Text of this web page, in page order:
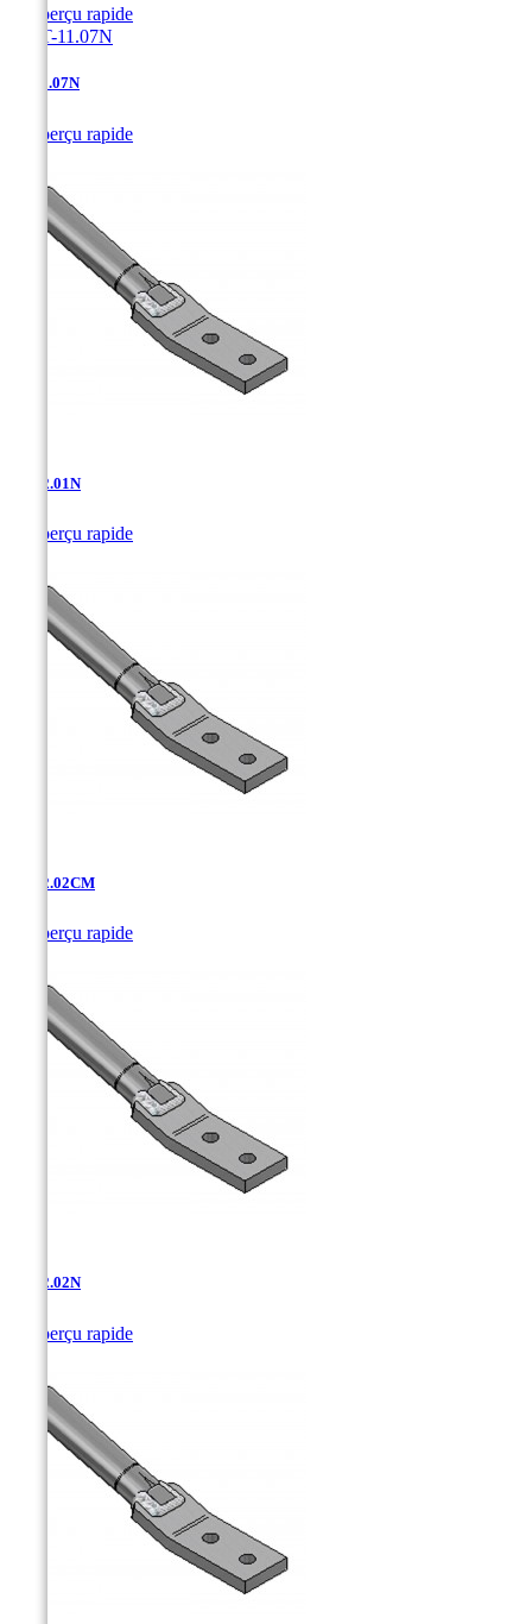
Aperçu rapide
AT-11.07N
Aperçu rapide
AT-12.01N
Aperçu rapide
AT-12.02CM
Aperçu rapide
AT-12.02N
Aperçu rapide